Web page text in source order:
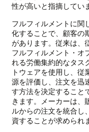
性が高いと指摘してい
フルフィルメントに関
化することで、顧客の
があります。従来は、
フルフィルメント・オ
れる労働集約的なタス
トウェアを使用し、
源を評価し、注文を迅
す方法を決定すること
きます。メーカーは、
ルからの注文を統合し
資することが求められ